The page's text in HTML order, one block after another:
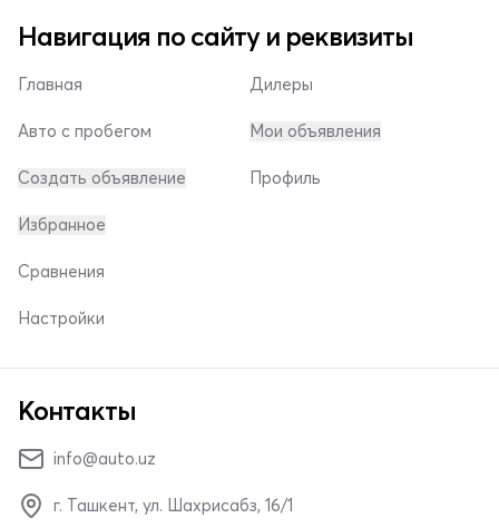
Навигация по сайту и реквизиты
Главная
Авто с пробегом
Создать объявление
Дилеры
Мои объявления
Профиль
Избранное
Сравнения
Настройки
Контакты
info@auto.uz
г. Ташкент, ул. Шахрисабз, 16/1